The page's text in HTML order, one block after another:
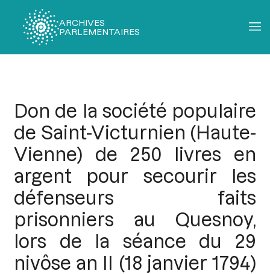
ARCHIVES
PARLEMENTAIRES
Don de la société populaire
de Saint-Victurnien (Haute-
Vienne) de 250 livres en
argent pour secourir les
défenseurs faits
prisonniers au Quesnoy,
lors de la séance du 29
nivôse an II (18 janvier 1794)